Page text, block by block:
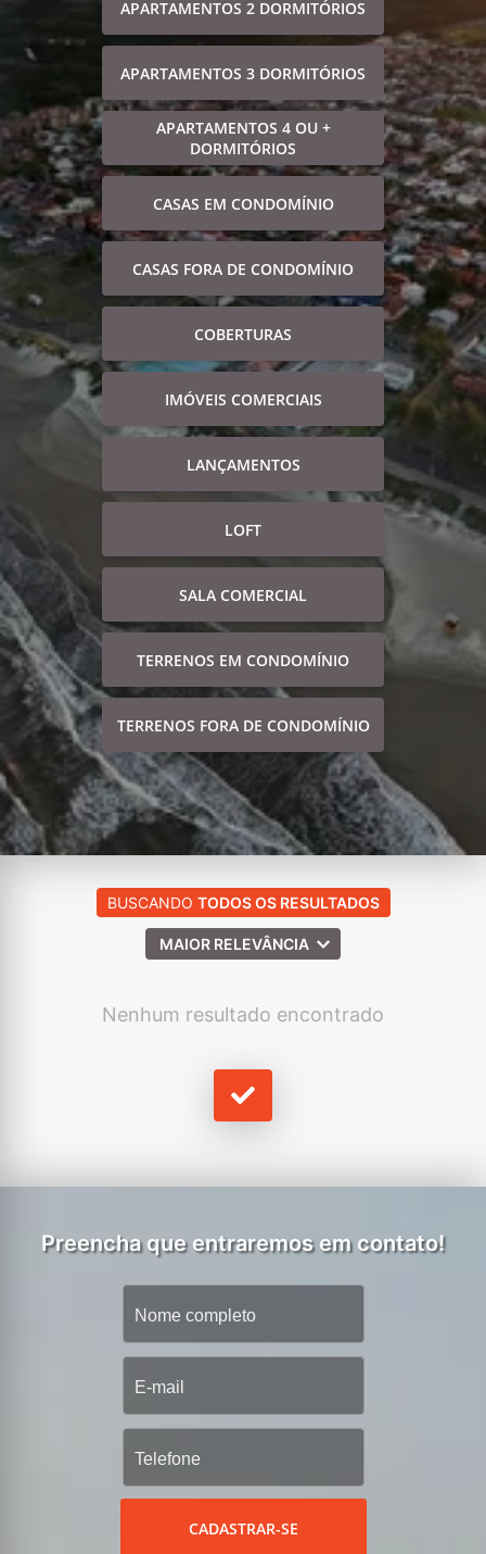
APARTAMENTOS 2 DORMITÓRIOS
APARTAMENTOS 3 DORMITÓRIOS
APARTAMENTOS 4 OU +
DORMITÓRIOS
CASAS EM CONDOMÍNIO
CASAS FORA DE CONDOMÍNIO
COBERTURAS
IMÓVEIS COMERCIAIS
LANÇAMENTOS
LOFT
SALA COMERCIAL
TERRENOS EM CONDOMÍNIO
TERRENOS FORA DE CONDOMÍNIO
BUSCANDO TODOS OS RESULTADOS
MAIOR RELEVÂNCIA
Nenhum resultado encontrado
Preencha que entraremos em contato!
CADASTRAR-SE